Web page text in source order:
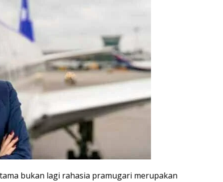
bukan lagi rahasia pramugari merupakan